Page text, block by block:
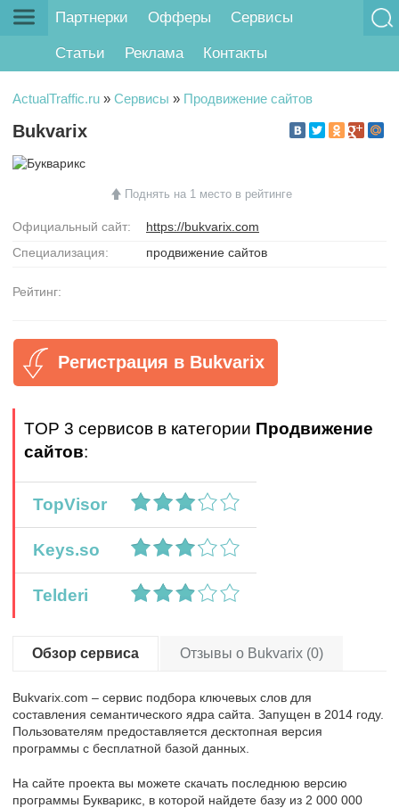
Партнерки Офферы Сервисы
Статьи Реклама Контакты
ActualTraffic.ru » Сервисы » Продвижение сайтов
Bukvarix
Поднять на 1 место в рейтинге
Официальный сайт:
https://bukvarix.com
Специализация:
продвижение сайтов
Рейтинг:
Регистрация в Bukvarix
TOP 3 сервисов в категории Продвижение
сайтов:
TopVisor
Keys.so
Telderi
Обзор сервиса Отзывы о Bukvarix (0)
Bukvarix.com – сервис подбора ключевых слов для
составления семантического ядра сайта. Запущен в 2014 году.
Пользователям предоставляется десктопная версия
программы с бесплатной базой данных.
На сайте проекта вы можете скачать последнюю версию
программы Букварикс, в которой найдете базу из 2 000 000